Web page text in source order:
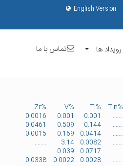
English Version
تماس با ما رویداد ها
%Tin
%Ti
%V
%Zr
…….
0.001
0.001
0.0016
…….
0.144
0.509
0.0461
…….
0.0414
0.169
0.0015
…….
0.0082
3.14
……..
…….
0.0717
0.039
……..
…….
0.0028
0.0022
0.0338